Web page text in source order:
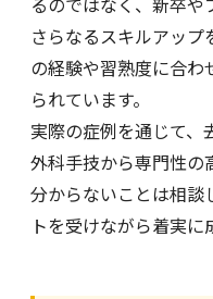
さらなるスキルアッ
の経験や習熟度に合わ
られています。
実際の症例を通じて、
外科手技から専門性の
分からないことは相談
トを受けながら着実に